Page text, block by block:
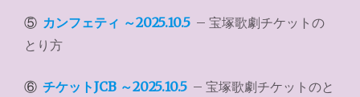
⑤ カンフェティ ～2025.10.5 – 宝塚歌劇チケットの
とり方
⑥ チケットJCB ～2025.10.5 – 宝塚歌劇チケットのと